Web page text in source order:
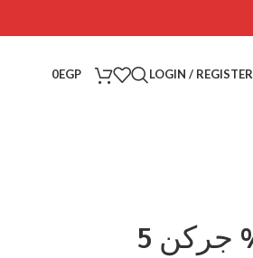
LOGIN / REGISTER
0EGP
رسلان زيت لوز حلو طبيعي 100% جركن 5